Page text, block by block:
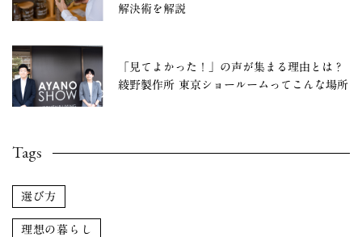
解決術を解説
「見てよかった！」の声が集まる理由とは？
綾野製作所 東京ショールームってこんな場所
Tags
選び方
理想の暮らし